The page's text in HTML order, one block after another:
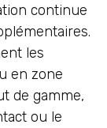
continue
les
en zone
de gamme,
ou le